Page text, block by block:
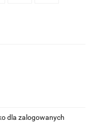
dla zalogowanych